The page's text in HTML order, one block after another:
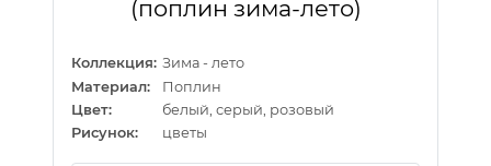
(поплин зима-лето)
Коллекция: Зима - лето
Материал:
Поплин
Цвет:
белый, серый, розовый
Рисунок:
цветы